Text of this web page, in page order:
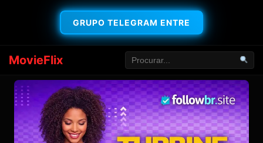
GRUPO TELEGRAM ENTRE
MovieFlix